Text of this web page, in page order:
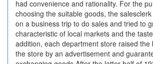
had convenience and rationality. For the
choosing the suitable goods, the
on a business trip to do sales and tried to
characteristic of local markets and the
addition, each department store raised the
the store by an advertisement and